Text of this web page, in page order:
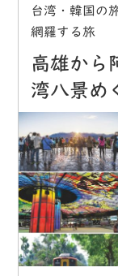
台湾・韓国の
網羅する旅
高雄から
湾八景め